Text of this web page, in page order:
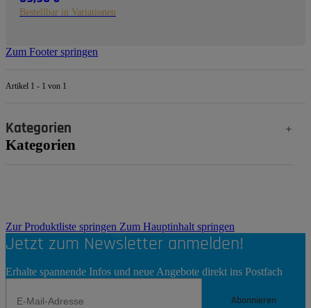
Bestellbar in Variationen
Zum Footer springen
Artikel 1 - 1 von 1
Kategorien
Kategorien
Zur Produktliste springen Zum Hauptinhalt springen
Jetzt zum Newsletter anmelden!
Erhalte spannende Infos und neue Angebote direkt ins Postfach
Abonnieren